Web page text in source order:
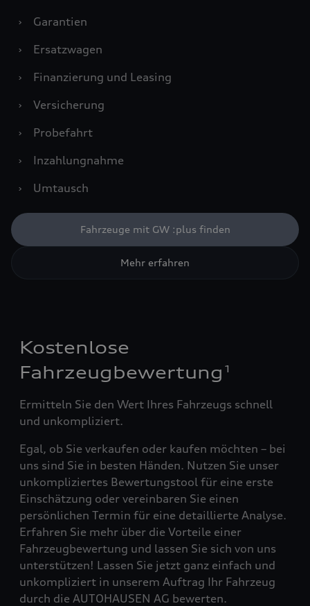
›
Garantien
›
Ersatzwagen
›
Finanzierung und Leasing
›
Versicherung
›
Probefahrt
›
Inzahlungnahme
›
Umtausch
Fahrzeuge mit GW :plus finden
Mehr erfahren
Kostenlose
Fahrzeugbewertung 1
Ermitteln Sie den Wert Ihres Fahrzeugs schnell
und unkompliziert.
Egal, ob Sie verkaufen oder kaufen möchten – bei
uns sind Sie in besten Händen. Nutzen Sie unser
unkompliziertes Bewertungstool für eine erste
Einschätzung oder vereinbaren Sie einen
persönlichen Termin für eine detaillierte Analyse.
Erfahren Sie mehr über die Vorteile einer
Fahrzeugbewertung und lassen Sie sich von uns
unterstützen! Lassen Sie jetzt ganz einfach und
unkompliziert in unserem Auftrag Ihr Fahrzeug
durch die AUTOHAUSEN AG bewerten.